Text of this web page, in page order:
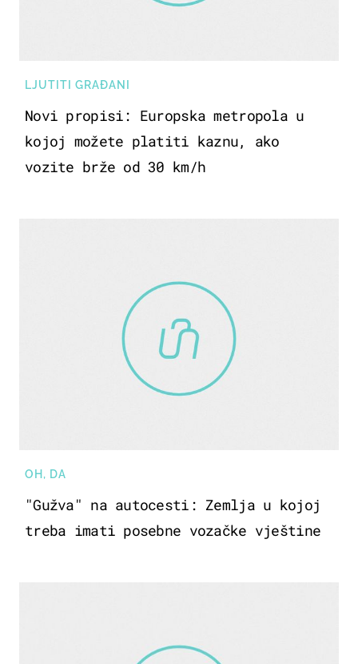
LJUTITI GRAĐANI
Novi propisi: Europska metropola u
kojoj možete platiti kaznu, ako
vozite brže od 30 km/h
OH, DA
"Gužva" na autocesti: Zemlja u kojoj
treba imati posebne vozačke vještine